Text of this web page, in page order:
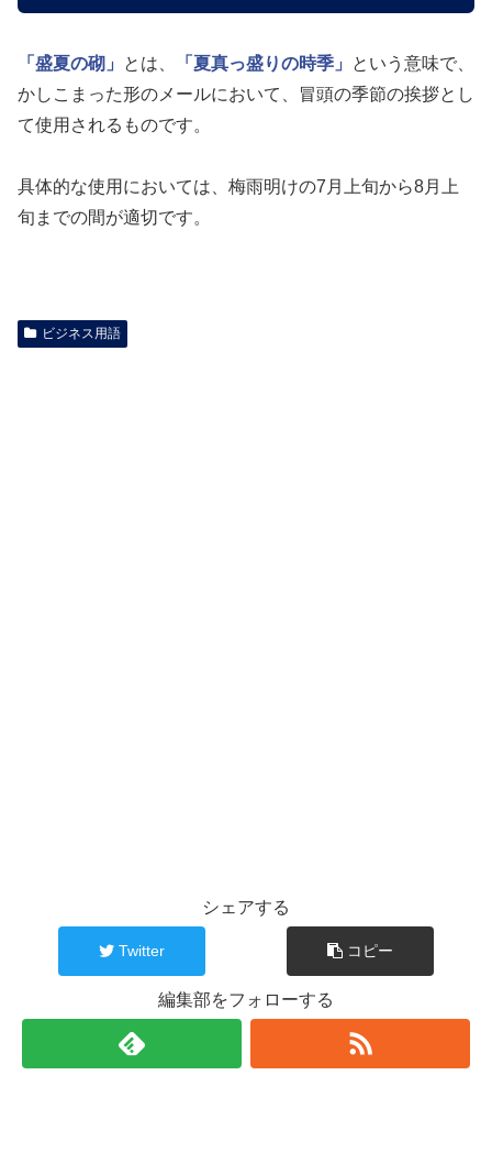
「盛夏の砌」 とは、 「夏真っ盛りの時季」
という意味で、
かしこまった形のメールにおいて、冒頭の季節の挨拶とし
て使用されるものです。
具体的な使用においては、梅雨明けの7月上旬から8月上
旬までの間が適切です。
ビジネス用語
シェアする
Twitter コピー
編集部をフォローする